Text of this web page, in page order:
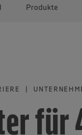
Produkte
|
für